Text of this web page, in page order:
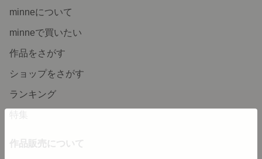
minneについて
minneで買いたい
作品をさがす
ショップをさがす
ランキング
特集
作品販売について